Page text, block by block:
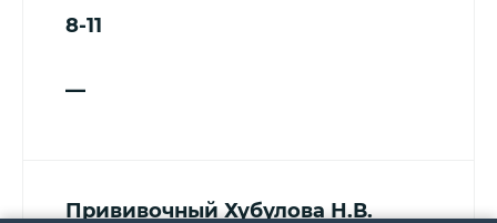
8-11
—
Прививочный Хубулова Н.В.